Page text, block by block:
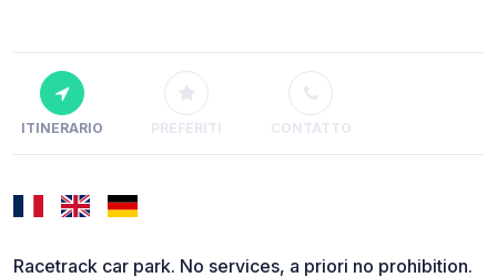
ITINERARIO PREFERITI CONTATTO
Racetrack car park. No services, a priori no prohibition.